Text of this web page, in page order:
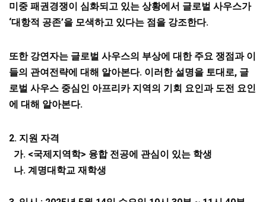
미중 패권경쟁이 심화되고 있는 상황에서 글로벌 사우스가
‘대항적 공존’을 모색하고 있다는 점을 강조한다.
또한 강연자는 글로벌 사우스의 부상에 대한 주요 쟁점과 이
들의 관여전략에 대해 알아본다. 이러한 설명을 토대로, 글
로벌 사우스 중심인 아프리카 지역의 기회 요인과 도전 요인
에 대해 알아본다.
2. 지원 자격
가. <국제지역학> 융합 전공에 관심이 있는 학생
나. 계명대학교 재학생